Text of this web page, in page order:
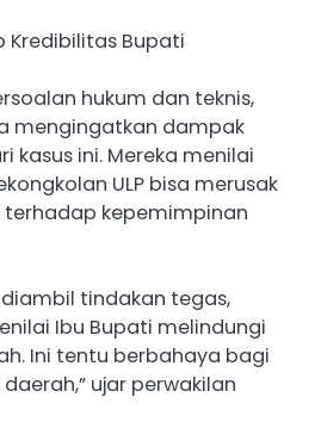
Bupati
hukum dan teknis,
mengingatkan dampak
kasus ini. Mereka menilai
ULP bisa merusak
kepemimpinan
tindakan tegas,
Ibu Bupati melindungi
Ini tentu berbahaya bagi
ujar perwakilan